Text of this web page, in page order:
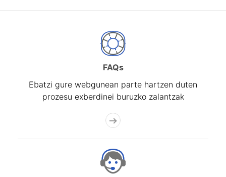
FAQs
Ebatzi gure webgunean parte hartzen duten
prozesu exberdinei buruzko zalantzak